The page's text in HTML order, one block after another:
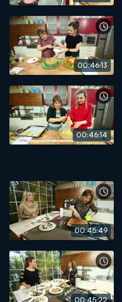
00:46:13
00:46:14
00:45:49
00:45:22